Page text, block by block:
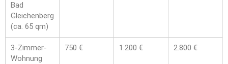
Bad
Gleichenberg
(ca. 65 qm)
3-Zimmer-
Wohnung
750 € 1.200 € 2.800 €